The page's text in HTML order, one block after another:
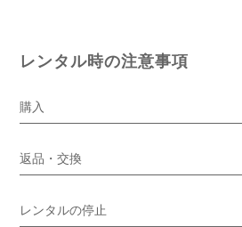
レンタル時の注意事項
購入
返品・交換
レンタルの停止